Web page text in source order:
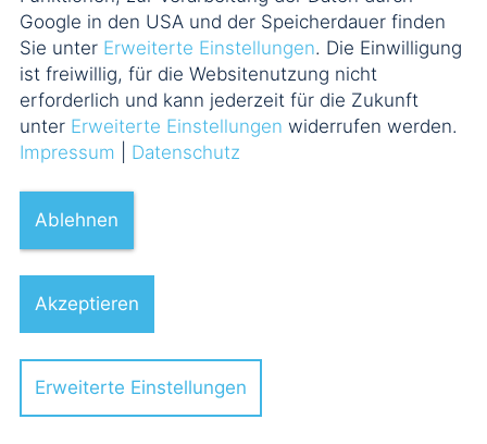
Stiftungen und Non-Profit-
Organisationen
Arbeitsrecht
Google in den USA und der Speicherdauer finden
Sie unter Erweiterte Einstellungen. Die Einwilligung
ist freiwillig, für die Websitenutzung nicht
erforderlich und kann jederzeit für die Zukunft
unter Erweiterte Einstellungen widerrufen werden.
Impressum
Datenschutz
Ablehnen
Akzeptieren
Erweiterte Einstellungen